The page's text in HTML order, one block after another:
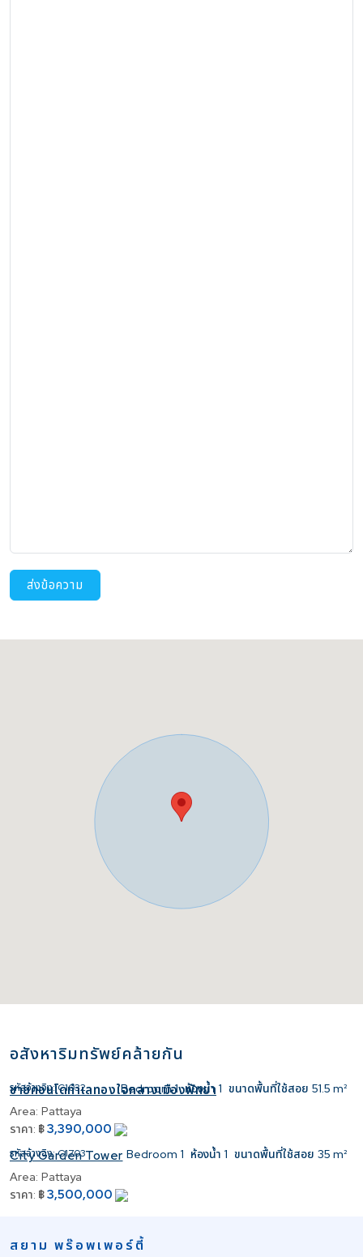
ส่งข้อความ
อสังหาริมทรัพย์คล้ายกัน
รหัสอ้างอิง:C1032 Bedroom 1 ห้องน้ำ 1 ขนาดพื้นที่ใช้สอย 51.5 m²
ขายคอนโดทำเลทองใจกลางเมืองพัทยา
Area: Pattaya
ราคา: ฿3,390,000
รหัสอ้างอิง: C1703 Bedroom 1 ห้องน้ำ 1 ขนาดพื้นที่ใช้สอย 35 m²
City Garden Tower
Area: Pattaya
ราคา: ฿3,500,000
สยาม พร๊อพเพอร์ตี้